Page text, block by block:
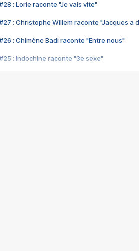
#28 : Lorie raconte "Je vais vite"
#27 : Christophe Willem raconte "Jacques a
#26 : Chimène Badi raconte "Entre nous"
#25 : Indochine raconte "3e sexe"